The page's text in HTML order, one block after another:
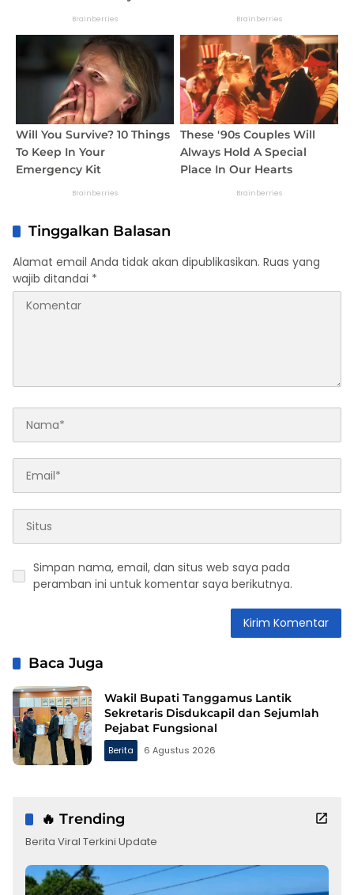
Tinggalkan Balasan
Alamat email Anda tidak akan dipublikasikan. Ruas yang
wajib ditandai *
Simpan nama, email, dan situs web saya pada
peramban ini untuk komentar saya berikutnya.
Baca Juga
Wakil Bupati Tanggamus Lantik
Sekretaris Disdukcapil dan Sejumlah
Pejabat Fungsional
Berita 6 Agustus 2026
🔥 Trending
Berita Viral Terkini Update